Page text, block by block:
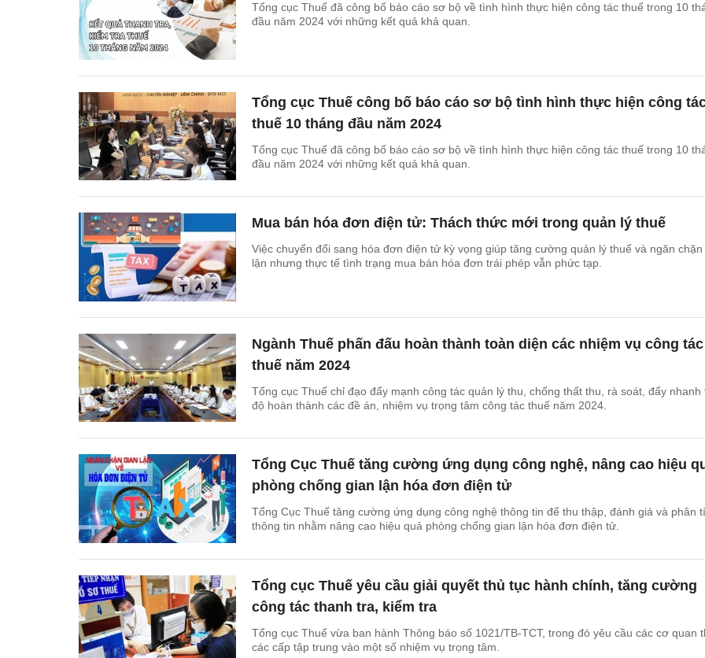
Tổng cục Thuế đã công bố báo cáo sơ bộ về tình hình thực hiện công tác thuế trong 10
đầu năm 2024 với những kết quả khả quan.
Tổng cục Thuế công bố báo cáo sơ bộ tình hình thực hiện công
thuế 10 tháng đầu năm 2024
Tổng cục Thuế đã công bố báo cáo sơ bộ về tình hình thực hiện công tác thuế trong 10
đầu năm 2024 với những kết quả khả quan.
Mua bán hóa đơn điện tử: Thách thức mới trong quản lý thuế
Việc chuyển đổi sang hóa đơn điện tử kỳ vọng giúp tăng cường quản lý thuế và ngăn chặn
lận nhưng thực tế tình trạng mua bán hóa đơn trái phép vẫn phức tạp.
Ngành Thuế phấn đấu hoàn thành toàn diện các nhiệm vụ công tác
thuế năm 2024
Tổng cục Thuế chỉ đạo đẩy mạnh công tác quản lý thu, chống thất thu, rà soát, đẩy nhanh
độ hoàn thành các đề án, nhiệm vụ trọng tâm công tác thuế năm 2024.
Tổng Cục Thuế tăng cường ứng dụng công nghệ, nâng cao hiệu
phòng chống gian lận hóa đơn điện tử
Tổng Cục Thuế tăng cường ứng dụng công nghệ thông tin để thu thập, đánh giá và phân
thông tin nhằm nâng cao hiệu quả phòng chống gian lận hóa đơn điện tử.
Tổng cục Thuế yêu cầu giải quyết thủ tục hành chính, tăng cường
công tác thanh tra, kiểm tra
Tổng cục Thuế vừa ban hành Thông báo số 1021/TB-TCT, trong đó yêu cầu các cơ quan
các cấp tập trung vào một số nhiệm vụ trọng tâm.